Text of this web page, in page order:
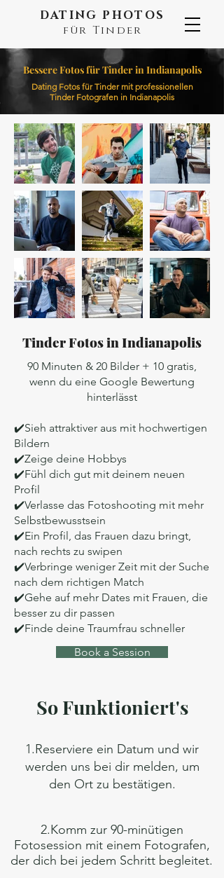
DATING PHOTOS
für Tinder
Bessere Fotos für Tinder in Indianapolis
Dating Fotos für Tinder mit professionellen
Tinder Fotografen in Indianapolis
Tinder Fotos in Indianapolis
90 Minuten & 20 Bilder + 10 gratis,
wenn du eine Google Bewertung
hinterlässt
✔️Sieh attraktiver aus mit hochwertigen
Bildern
✔️Zeige deine Hobbys
✔️Fühl dich gut mit deinem neuen
Profil
✔️Verlasse das Fotoshooting mit mehr
Selbstbewusstsein
✔️Ein Profil, das Frauen dazu bringt,
nach rechts zu swipen
✔️Verbringe weniger Zeit mit der Suche
nach dem richtigen Match
✔️Gehe auf mehr Dates mit Frauen, die
besser zu dir passen
✔️Finde deine Traumfrau schneller
Book a Session
So Funktioniert's
1.Reserviere ein Datum und wir
werden uns bei dir melden, um
den Ort zu bestätigen.
2.Komm zur 90-minütigen
Fotosession mit einem Fotografen,
der dich bei jedem Schritt begleitet.